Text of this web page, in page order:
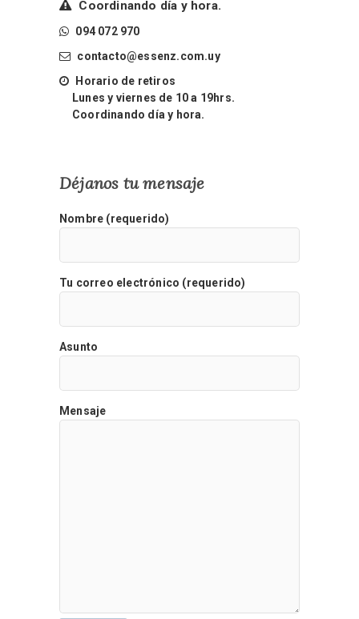
Coordinando día y hora.
094 072 970
contacto@essenz.com.uy
Horario de retiros
Lunes y viernes de 10 a 19hrs.
Coordinando día y hora.
Déjanos tu mensaje
Nombre (requerido)
Tu correo electrónico (requerido)
Asunto
Mensaje